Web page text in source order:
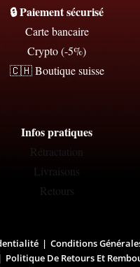
🔒 Paiement sécurisé
Carte bancaire
Crypto (-5%)
🇨🇭 Boutique suisse
Infos pratiques
Rétractation
Livraisons
Retours
Conditions
Politique De Retours Et